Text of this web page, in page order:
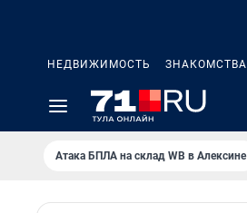
НЕДВИЖИМОСТЬ ЗНАКОМСТВА
Атака БПЛА на склад WB в Алексине